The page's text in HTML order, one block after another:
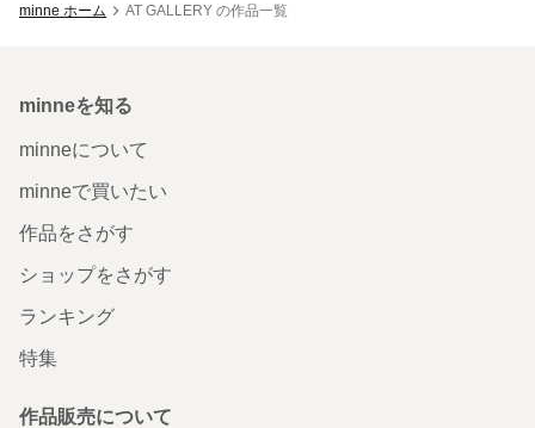
minne ホーム AT GALLERY の作品一覧
minneを知る
minneについて
minneで買いたい
作品をさがす
ショップをさがす
ランキング
特集
作品販売について